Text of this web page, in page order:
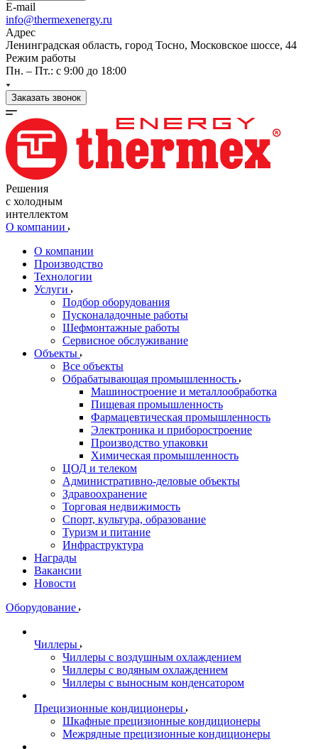
E-mail
info@thermexenergy.ru
Адрес
Ленинградская область, город Тосно, Московское шоссе, 44
Режим работы
Пн. – Пт.: с 9:00 до 18:00
Заказать звонок
Решения
с холодным
интеллектом
О компании
О компании
Производство
Технологии
Услуги
Подбор оборудования
Пусконаладочные работы
Шефмонтажные работы
Сервисное обслуживание
Объекты
Все объекты
Обрабатывающая промышленность
Машиностроение и металлообработка
Пищевая промышленность
Фармацевтическая промышленность
Электроника и приборостроение
Производство упаковки
Химическая промышленность
ЦОД и телеком
Административно-деловые объекты
Здравоохранение
Торговая недвижимость
Спорт, культура, образование
Туризм и питание
Инфраструктура
Награды
Вакансии
Новости
Оборудование
Чиллеры
Чиллеры с воздушным охлаждением
Чиллеры с водяным охлаждением
Чиллеры с выносным конденсатором
Прецизионные кондиционеры
Шкафные прецизионные кондиционеры
Межрядные прецизионные кондиционеры